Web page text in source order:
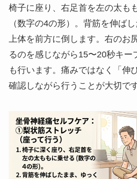
椅子に座り、右足首を左の太も
（数字の4の形）。背筋を伸ば
上体を前方に倒します。右のお
るのを感じながら15〜20秒キー
も行います。痛みではなく「伸
確認しながら行うことが大切です